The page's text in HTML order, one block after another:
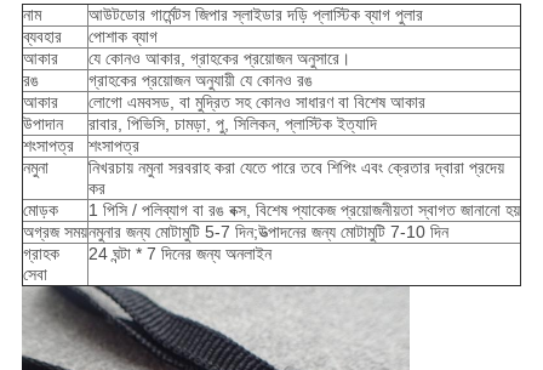
নাম
আউটডোর গার্মেন্টস জিপার স্লাইডার দড়ি প্লাস্টিক ব্যাগ পুলার
ব্যবহার
পোশাক ব্যাগ
আকার
যে কোনও আকার, গ্রাহকের প্রয়োজন অনুসারে।
রঙ
গ্রাহকের প্রয়োজন অনুযায়ী যে কোনও রঙ
আকার
লোগো এমবসড, বা মুদ্রিত সহ কোনও সাধারণ বা বিশেষ আকার
উপাদান
রাবার, পিভিসি, চামড়া, পু, সিলিকন, প্লাস্টিক ইত্যাদি
শংসাপত্র
শংসাপত্র
নমুনা
নিখরচায় নমুনা সরবরাহ করা যেতে পারে তবে শিপিং এবং ক্রেতার দ্বারা প্রদেয়
কর
মোড়ক
1 পিসি / পলিব্যাগ বা রঙ বক্স, বিশেষ প্যাকেজ প্রয়োজনীয়তা স্বাগত জানানো হয়
অগ্রজ সময়নমুনার জন্য মোটামুটি 5-7 দিন;উত্পাদনের জন্য মোটামুটি 7-10 দিন
গ্রাহক
সেবা
24 ঘন্টা * 7 দিনের জন্য অনলাইন